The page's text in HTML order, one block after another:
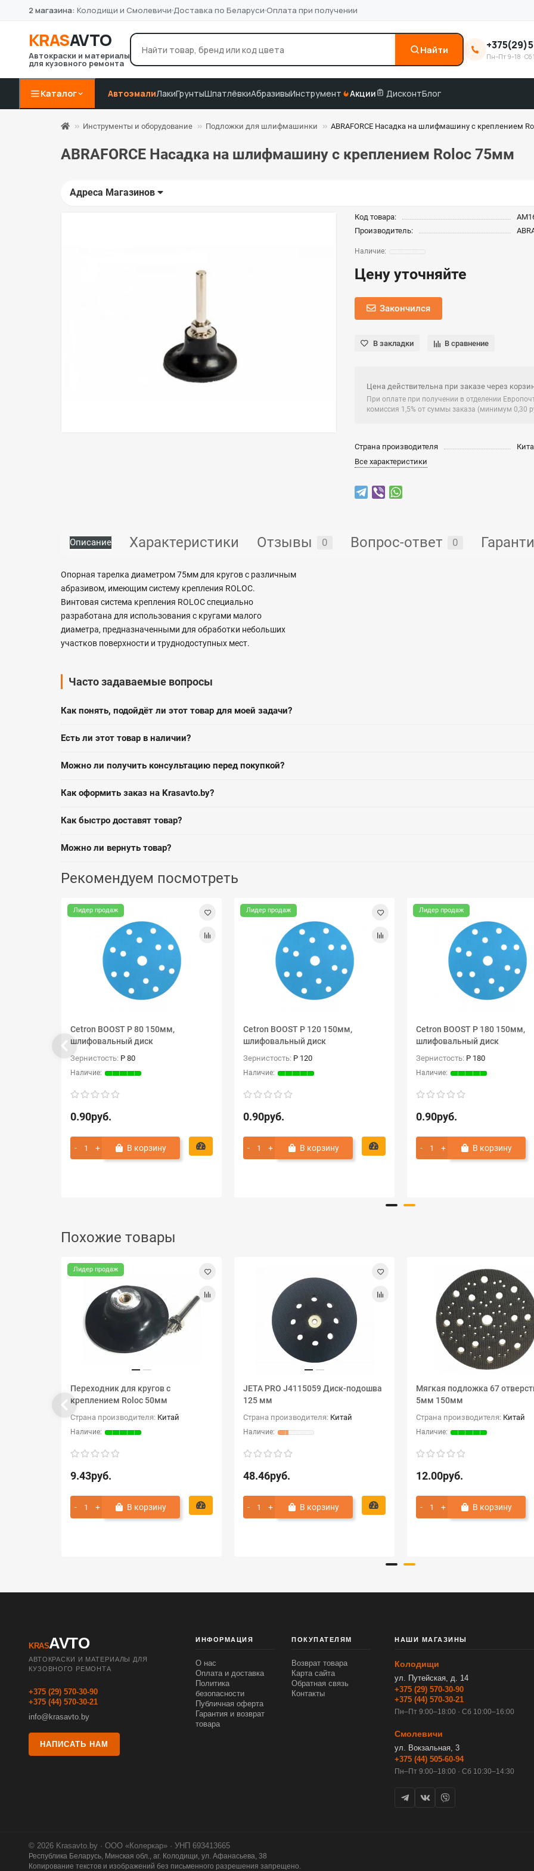
2 магазина: Колодищи и Смолевичи Доставка по Беларуси Оплата при получении
KRASAVTO
Автокраски и материалы
для кузовного ремонта
Найти
Например: лак Novol грунт 4+1 P80 3M краска по коду подбор по VIN
Пн–Пт 9–18 · Сб
Каталог АвтоэмалиЛакиГрунтыШпатлёвкиАбразивыИнструмент Акции ДисконтБлог
Инструменты и оборудование Подложки для шлифмашинки ABRAFORCE Насадка на шлифмашину с креплением
ABRAFORCE Насадка на шлифмашину с креплением Roloc 75мм
Адреса Магазинов
Код товара:
Производитель:
Цену уточняйте
Закончился
В закладки В сравнение
Цена действительна при заказе через
При оплате при получении в отделении
комиссия 1,5% от суммы заказа (минимум 0,30
Страна производителя
Все характеристики
Описание Характеристики Отзывы 0 Вопрос-ответ 0
Опорная тарелка диаметром 75мм для кругов с различным
абразивом, имеющим систему крепления ROLOC.
Винтовая система крепления ROLOC специально
разработана для использования с кругами малого
диаметра, предназначенными для обработки небольших
участков поверхности и труднодоступных мест.
Часто задаваемые вопросы
Как понять, подойдёт ли этот товар для моей задачи?
Есть ли этот товар в наличии?
Можно ли получить консультацию перед покупкой?
Как оформить заказ на Krasavto.by?
Как быстро доставят товар?
Можно ли вернуть товар?
Рекомендуем посмотреть
Лидер продаж
Cetron BOOST P 80 150мм,
шлифовальный диск
Зернистость: P 80
0.90руб.
В корзину
Лидер продаж
Cetron BOOST P 120 150мм,
шлифовальный диск
Зернистость: P 120
0.90руб.
В корзину
Лидер продаж
Cetron BOOST P 180 150мм,
шлифовальный диск
Зернистость: P 180
0.90руб.
В корзину
Похожие товары
Лидер продаж
Переходник для кругов с
креплением Roloc 50мм
Страна производителя: Китай
9.43руб.
В корзину
JETA PRO J4115059 Диск-подошва
125 мм
Страна производителя: Китай
48.46руб.
В корзину
Мягкая подложка 67
5мм 150мм
Страна производителя: Китай
12.00руб.
В корзину
KRASAVTO
АВТОКРАСКИ И МАТЕРИАЛЫ ДЛЯ
КУЗОВНОГО РЕМОНТА
+375 (29) 570-30-90
+375 (44) 570-30-21
info@krasavto.by
НАПИСАТЬ НАМ
ИНФОРМАЦИЯ
О нас
Оплата и доставка
Политика
безопасности
Публичная оферта
Гарантия и возврат
товара
ПОКУПАТЕЛЯМ
Возврат товара
Карта сайта
Обратная связь
Контакты
НАШИ МАГАЗИНЫ
Колодищи
ул. Путейская, д. 14
+375 (29) 570-30-90
+375 (44) 570-30-21
Пн–Пт 9:00–18:00 · Сб 10:00–16:00
Смолевичи
ул. Вокзальная, 3
+375 (44) 505-60-94
Пн–Пт 9:00–18:00 · Сб 10:30–14:30
© 2026 Krasavto.by · ООО «Колеркар» · УНП 693413665
Республика Беларусь, Минская обл., аг. Колодищи, ул. Афанасьева, 38
Копирование текстов и изображений без письменного разрешения запрещено.